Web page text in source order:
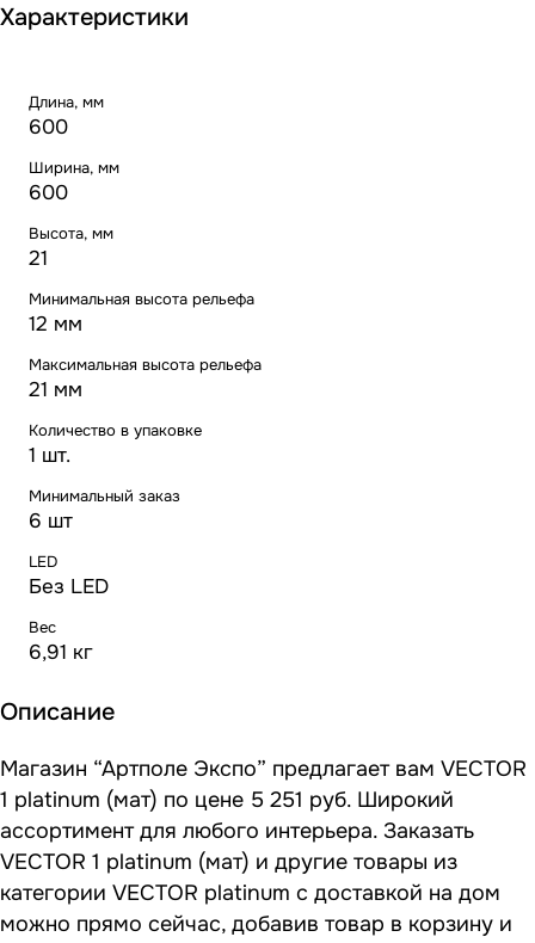
Характеристики
Длина, мм
600
Ширина, мм
600
Высота, мм
21
Минимальная высота рельефа
12 мм
Максимальная высота рельефа
21 мм
Количество в упаковке
1 шт.
Минимальный заказ
6 шт
LED
Без LED
Вес
6,91 кг
Описание
Магазин “Артполе Экспо” предлагает вам VECTOR
1 platinum (мат) по цене 5 251 руб. Широкий
ассортимент для любого интерьера. Заказать
VECTOR 1 platinum (мат) и другие товары из
категории VECTOR platinum с доставкой на дом
можно прямо сейчас, добавив товар в корзину и